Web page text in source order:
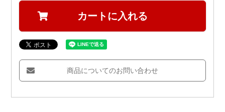
カートに入れる
商品についてのお問い合わせ